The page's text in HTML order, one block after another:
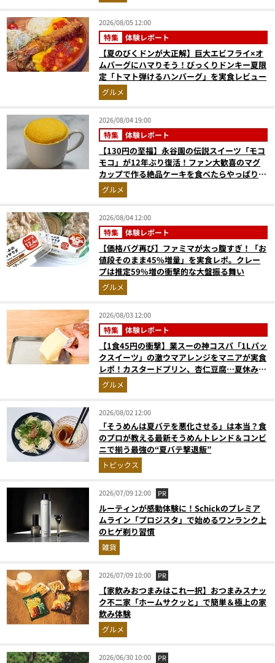
2026/08/05 12:00
特集 体験レポート
【夏のびくドンが大正解】巨大エビフライ×オ
ムバーグにハマりそう！びっくりドンキー夏限
定「トマト弾けるハンバーグ」を実食レビュー
グルメ
2026/08/04 19:00
特集 体験レポート
【130円の至福】永谷園の伝説スイーツ「モコ
モコ」が12年ぶり復活！ファン大歓喜のマグ
カップで作る絶品ケーキを食べたらやっぱり最
高にウマかった
グルメ
2026/08/04 12:00
特集 体験レポート
【価格バグ再び】ファミマが太っ腹すぎ！「お
値段そのまま45%増量」を実食レポ。クレー
プは推定59%増の衝撃的な大盤振る舞い
グルメ
2026/08/03 12:00
特集 体験レポート
【1食45円の衝撃】業スーの神コスパ「1Lパッ
クスイーツ」の激ウマアレンジをマニアが実食
レポ！カスタードプリン、杏仁豆腐…夏休みの
おやつに最強すぎた
グルメ
2026/08/02 12:00
「そうめんは夏バテを悪化させる」は本当？食
のプロが教える最新そうめんトレンド＆コンビ
ニで揃う最強の“夏バテ撃退飯”
トピックス
2026/07/09 12:00 PR
ルーティンが感動体験に！Schickのプレミア
ムライン「プロジスタ」で始めるワンランク上
のヒゲ剃り習慣
雑貨
2026/07/09 10:00 PR
【家飲みおつまみはこれ一択】おつまみスナッ
ク不二家「ホームサクッと」で簡単＆極上の家
飲み体験
グルメ
2026/06/30 10:00 PR